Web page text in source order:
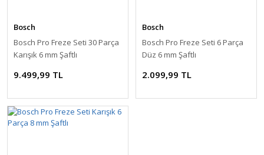
Bosch
Bosch Pro Freze Seti 30 Parça
Karışık 6 mm Şaftlı
9.499,99 TL
Bosch
Bosch Pro Freze Seti 6 Parça
Düz 6 mm Şaftlı
2.099,99 TL